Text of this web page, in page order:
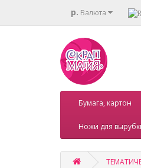
р. Валюта
Бумага, картон
Ножи для